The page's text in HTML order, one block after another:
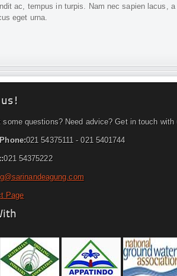
ac, tempus in turpis. Nam nec sapien lacus,
eget urna.
us!
some questions? Need advice? Get in touch with
021 54375111 - 021 5401744
021 54375222
Page